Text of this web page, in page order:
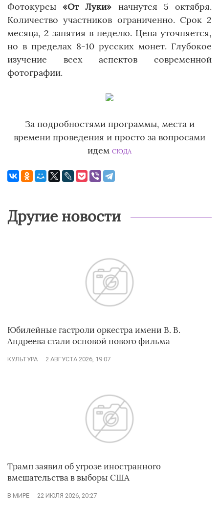
Фотокурсы«От Луки» начнутся 5 октября.
Количество участников ограниченно. Срок 2
месяца, 2 занятия в неделю. Цена уточняется,
но в пределах 8-10 русских монет. Глубокое
изучение всех аспектов современной
фотографии.
За подробностями программы, места и
времени проведения и просто за вопросами
идем СЮДА
Другие новости
Юбилейные гастроли оркестра имени В. В.
Андреева стали основой нового фильма
КУЛЬТУРА 2 АВГУСТА 2026, 19:07
Трамп заявил об угрозе иностранного
вмешательства в выборы США
В МИРЕ 22 ИЮЛЯ 2026, 20:27